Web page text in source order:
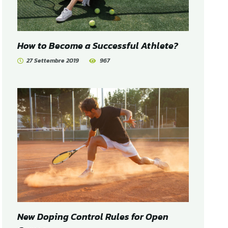
How to Become a Successful Athlete?
27 Settembre 2019 967
New Doping Control Rules for Open